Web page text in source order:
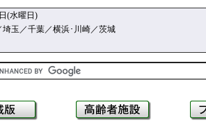
(水曜日)
玉／千葉／横浜･川崎／茨城